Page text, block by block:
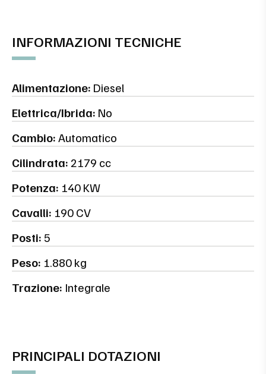
INFORMAZIONI TECNICHE
Alimentazione: Diesel
Elettrica/Ibrida: No
Cambio:Automatico
Cilindrata: 2179 cc
Potenza: 140 KW
Cavalli: 190 CV
Posti:5
Peso: 1.880 kg
Trazione: Integrale
PRINCIPALI DOTAZIONI